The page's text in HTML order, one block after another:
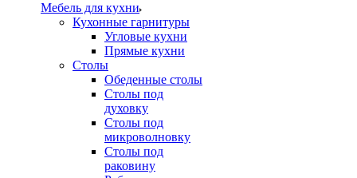
Мебель для кухни
Кухонные гарнитуры
Угловые кухни
Прямые кухни
Столы
Обеденные столы
Столы под
духовку
Столы под
микроволновку
Столы под
раковину